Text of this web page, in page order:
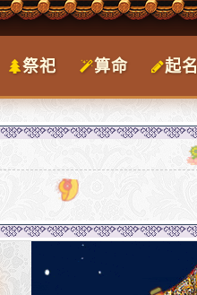
祭祀 算命 起名